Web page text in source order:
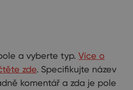
a vyberte typ. Více o
zde. Specifikujte název
komentář a zda je pole